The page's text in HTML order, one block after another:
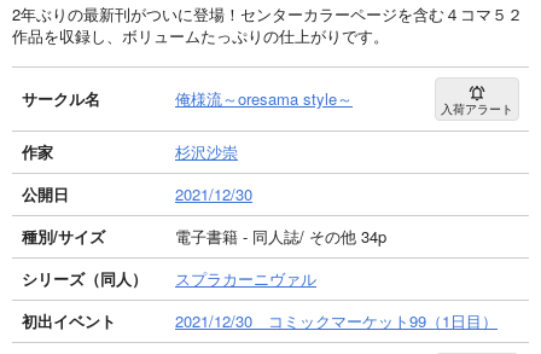
2年ぶりの最新刊がついに登場！センターカラーページを含む４コマ５２
作品を収録し、ボリュームたっぷりの仕上がりです。
サークル名 俺様流～oresama style～ 入荷アラート
作家
杉沢沙崇
公開日
2021/12/30
種別/サイズ
電子書籍 - 同人誌/ その他 34p
シリーズ（同人）
スプラカーニヴァル
初出イベント
2021/12/30 コミックマーケット99（1日目）